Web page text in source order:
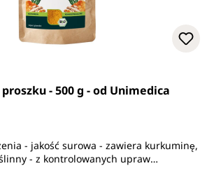
z 5 gwiazdek- 500 g - od Unimedica
- jakość surowa - zawiera kurkuminę,
- z kontrolowanych upraw